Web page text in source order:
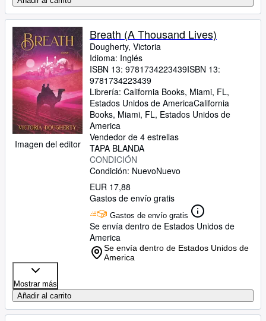
Imagen del editor
Breath (A Thousand Lives)
Dougherty, Victoria
Idioma: Inglés
ISBN 13: 9781734223439ISBN 13:
9781734223439
Librería: California Books, Miami, FL,
Estados Unidos de AmericaCalifornia
Books, Miami, FL, Estados Unidos de
America
Vendedor de 4 estrellas
TAPA BLANDA
CONDICIÓN
Condición: NuevoNuevo
EUR 17,88
Gastos de envío gratis
Gastos de envío gratis
Se envía dentro de Estados Unidos de
America
Se envía dentro de Estados Unidos de
America
Mostrar más
Añadir al carrito